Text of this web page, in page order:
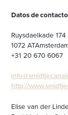
Datos de
Ruysdaelkade 174
1072
+31 20 670 6067
http://
Elise van der